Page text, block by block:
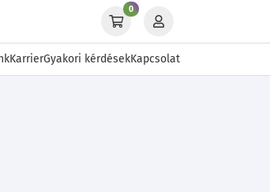
0
KarrierGyakori kérdésekKapcsolat